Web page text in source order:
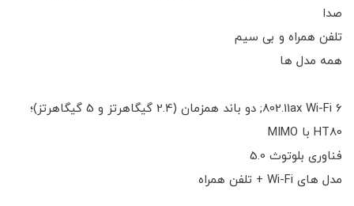
صدا
تلفن همراه و بی سیم
همه مدل ها
802.11ax Wi-Fi 6; دو باند همزمان (2.4 گیگاهرتز و 5 گیگاهرتز)؛
HT80 با MIMO
فناوری بلوتوث 5.0
مدل های Wi-Fi + تلفن همراه